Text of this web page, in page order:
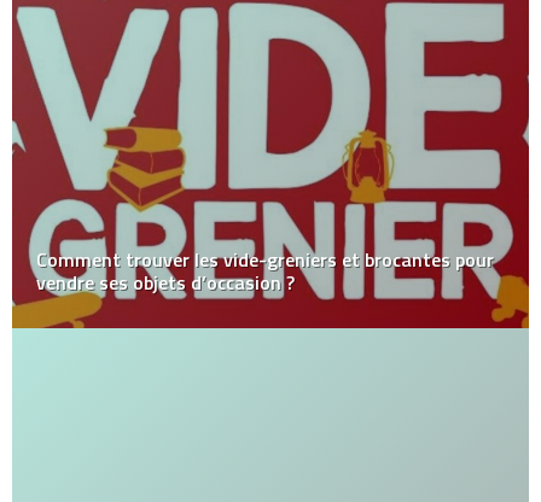
Comment trouver les vide-greniers et brocantes pour
vendre ses objets d’occasion ?